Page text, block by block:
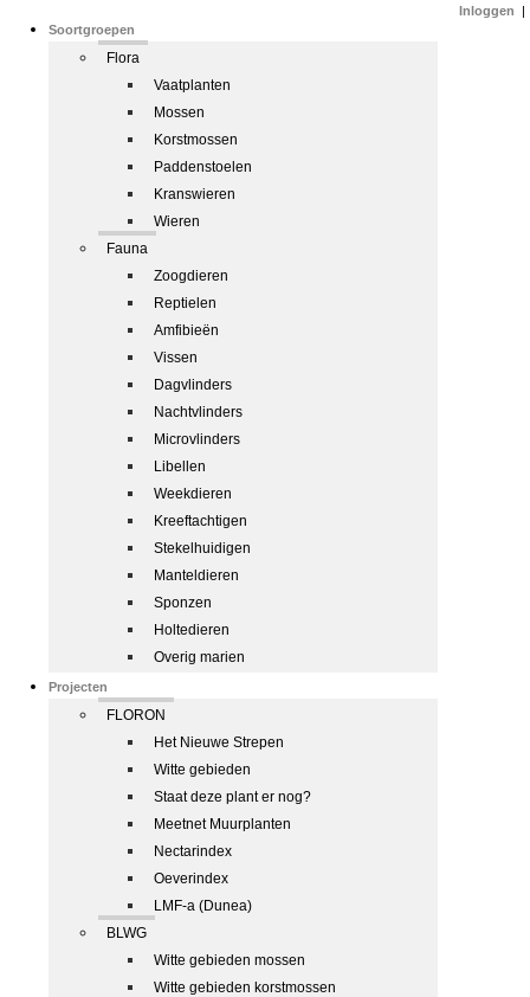
Soortgroepen
Flora
Vaatplanten
Mossen
Korstmossen
Paddenstoelen
Kranswieren
Wieren
Fauna
Zoogdieren
Reptielen
Amfibieën
Vissen
Dagvlinders
Nachtvlinders
Microvlinders
Libellen
Weekdieren
Kreeftachtigen
Stekelhuidigen
Manteldieren
Sponzen
Holtedieren
Overig marien
Projecten
FLORON
Het Nieuwe Strepen
Witte gebieden
Staat deze plant er nog?
Meetnet Muurplanten
Nectarindex
Oeverindex
LMF-a (Dunea)
BLWG
Witte gebieden mossen
Witte gebieden korstmossen
Inloggen |